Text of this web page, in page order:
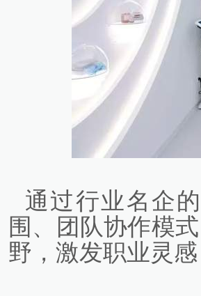
通过行业名企
围、团队协作模
野，激发职业灵